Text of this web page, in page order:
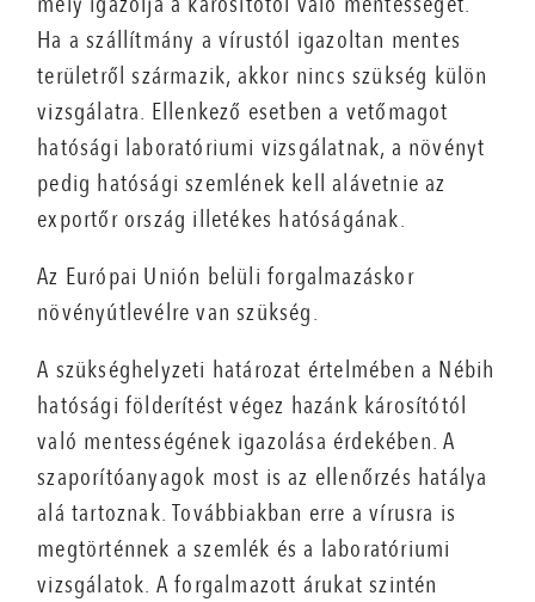
Ha a szállítmány a vírustól igazoltan mentes
területről származik, akkor nincs szükség külön
vizsgálatra. Ellenkező esetben a vetőmagot
hatósági laboratóriumi vizsgálatnak, a növényt
pedig hatósági szemlének kell alávetnie az
exportőr ország illetékes hatóságának.
Az Európai Unión belüli forgalmazáskor
növényútlevélre van szükség.
A szükséghelyzeti határozat értelmében a Nébih
hatósági földerítést végez hazánk károsítótól
való mentességének igazolása érdekében. A
szaporítóanyagok most is az ellenőrzés hatálya
alá tartoznak. Továbbiakban erre a vírusra is
megtörténnek a szemlék és a laboratóriumi
vizsgálatok. A forgalmazott árukat szintén